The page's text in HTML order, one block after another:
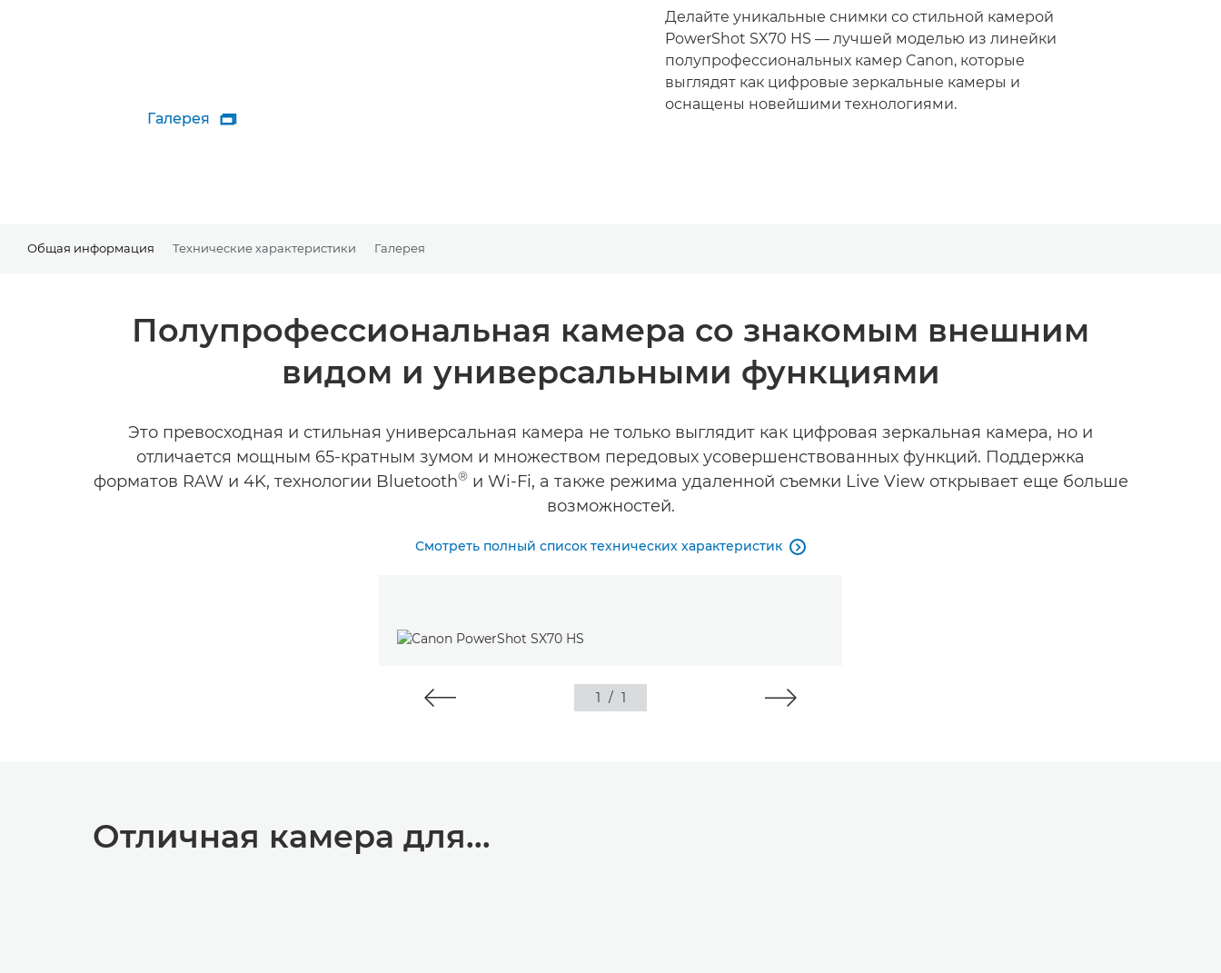
Галерея 
Делайте уникальные снимки со стильной камерой
PowerShot SX70 HS — лучшей моделью из линейки
полупрофессиональных камер Canon, которые
выглядят как цифровые зеркальные камеры и
оснащены новейшими технологиями.
Общая информация Технические характеристики Галерея
Полупрофессиональная камера со знакомым внешним
видом и универсальными функциями
Это превосходная и стильная универсальная камера не только выглядит как цифровая зеркальная камера, но и
отличается мощным 65-кратным зумом и множеством передовых усовершенствованных функций. Поддержка
форматов RAW и 4K, технологии Bluetooth®и Wi-Fi, а также режима удаленной съемки Live View открывает еще больше
возможностей.
Смотреть полный список технических характеристик 
1 / 1
Отличная камера для...